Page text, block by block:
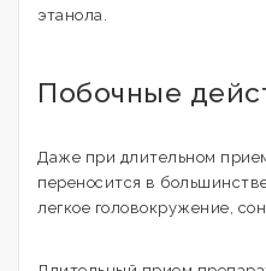
этанола.
Побочные
Даже при длительном
переносится в
легкое головокружение,